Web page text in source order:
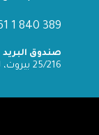
389 840 1 961+
صندوق البريد
25/216 بيروت، لبنان